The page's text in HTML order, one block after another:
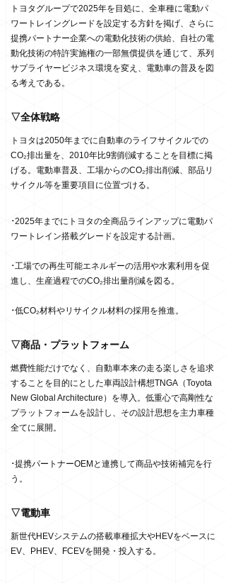
トヨタグループで2025年を目処に、全車種に電動パ
ワートレイングレードを設定する方針を掲げ、さらに
提携パートナー企業への電動化技術の供給、自社の電
動化技術の特許実施権の一部無償提供を通じて、系列
サプライヤービジネス環境を変え、電動車の普及を図
る考えである。
▽全体戦略
トヨタは2050年までに自動車のライフサイクルでの
CO₂排出量を、2010年比9割削減することを目標に掲
げる。電動車普及、工場からのCO₂排出削減、部品リ
サイクル等を重要項目に位置づける。
･2025年までにトヨタの全商品ラインアップに電動パ
ワートレイン搭載グレードを設定する計画。
･工場での再生可能エネルギーの活用や水素利用を促
進し、生産過程でのCO₂排出量削減を図る。
･低CO₂材料やリサイクル材料の採用を推進。
▽商品・プラットフォーム
燃費性能だけでなく、自動車本来の走る楽しさを追求
することを目的にとした車両設計構想TNGA（Toyota
New Global Architecture）を導入。低重心で高剛性な
プラットフォームを設計し、その設計思想を主力車種
全てに展開。
･提携パートナーOEMと連携して商品や技術補完を行
う。
▽電動車
新世代HEVシステムの搭載車種拡大やHEVをベースに
EV、PHEV、FCEVを開発・投入する。